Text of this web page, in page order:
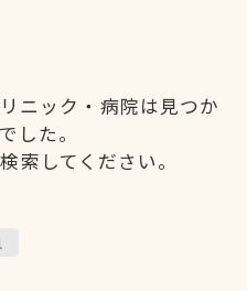
ニック・病院は見つか
した。
索してください。